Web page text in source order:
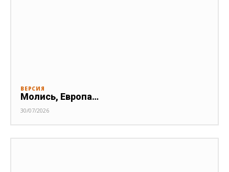
ВЕРСИЯ
Молись, Европа…
30/07/2026